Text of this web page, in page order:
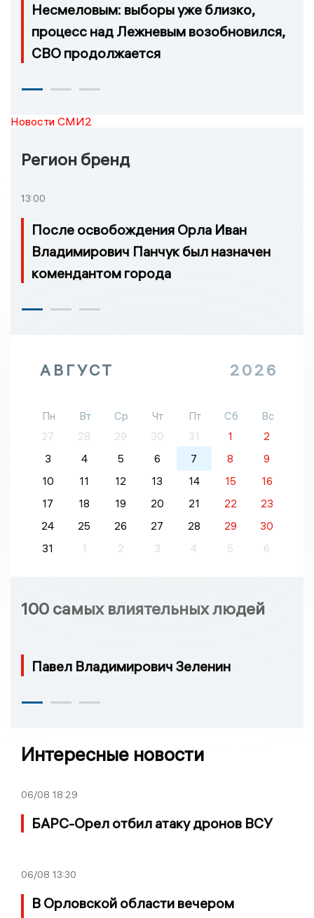
Несмеловым: выборы уже близко,
процесс над Лежневым возобновился,
СВО продолжается
Новости СМИ2
Регион бренд
13:00
После освобождения Орла Иван
Владимирович Панчук был назначен
комендантом города
АВГУСТ 2026
Пн Вт Ср Чт Пт Сб
Вс
27
28 29 30 31 1
2
3
4 5 6 7 8
9
10
11 12 13 14 15
16
17
18 19 20 21 22
23
24
25 26 27 28 29
30
31
1 2 3 4 5 6
100 самых влиятельных людей
Павел Владимирович Зеленин
Интересные новости
06/08 18:29
БАРС-Орел отбил атаку дронов ВСУ
06/08 13:30
В Орловской области вечером